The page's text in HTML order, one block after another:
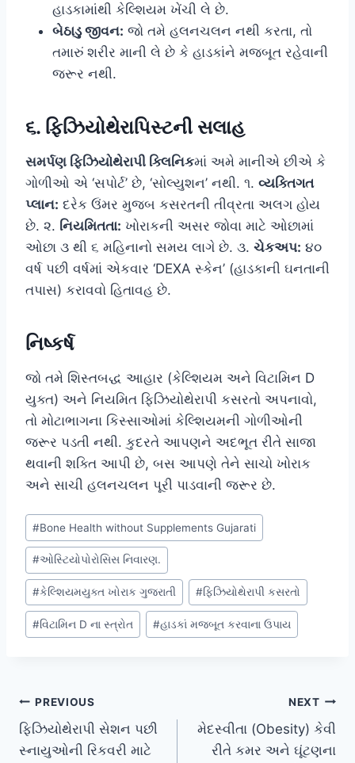
હાડકામાંથી કેલ્શિયમ ખેંચી લે છે.
બેઠાડુ જીવન: જો તમે હલનચલન નથી કરતા, તો
તમારું શરીર માની લે છે કે હાડકાંને મજબૂત રહેવાની
જરૂર નથી.
૬. ફિઝિયોથેરાપિસ્ટની સલાહ
સમર્પણ ફિઝિયોથેરાપી ક્લિનિકમાં અમે માનીએ છીએ કે
ગોળીઓ એ ‘સપોર્ટ’ છે, ‘સોલ્યુશન’ નથી. ૧. વ્યક્તિગત
પ્લાન: દરેક ઉંમર મુજબ કસરતની તીવ્રતા અલગ હોય
છે. ૨. નિયમિતતા: ખોરાકની અસર જોવા માટે ઓછામાં
ઓછા ૩ થી ૬ મહિનાનો સમય લાગે છે. ૩. ચેકઅપ: ૪૦
વર્ષ પછી વર્ષમાં એકવાર ‘DEXA સ્કેન’ (હાડકાની ઘનતાની
તપાસ) કરાવવો હિતાવહ છે.
નિષ્કર્ષ
જો તમે શિસ્તબદ્ધ આહાર (કેલ્શિયમ અને વિટામિન D
યુક્ત) અને નિયમિત ફિઝિયોથેરાપી કસરતો અપનાવો,
તો મોટાભાગના કિસ્સાઓમાં કેલ્શિયમની ગોળીઓની
જરૂર પડતી નથી. કુદરતે આપણને અદભૂત રીતે સાજા
થવાની શક્તિ આપી છે, બસ આપણે તેને સાચો ખોરાક
અને સાચી હલનચલન પૂરી પાડવાની જરૂર છે.
Post
Tags:
#Bone Health without Supplements Gujarati
#ઓસ્ટિયોપોરોસિસ નિવારણ.
#કેલ્શિયમયુક્ત ખોરાક ગુજરાતી #ફિઝિયોથેરાપી કસરતો
#વિટામિન D ના સ્ત્રોત #હાડકાં મજબૂત કરવાના ઉપાય
Post
navigation
PREVIOUS
ફિઝિયોથેરાપી સેશન પછી
સ્નાયુઓની રિકવરી માટે
NEXT
મેદસ્વીતા (Obesity) કેવી
રીતે કમર અને ઘૂંટણના